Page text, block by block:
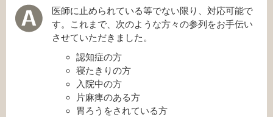
医師に止められている等でない限り、対応可能で
す。これまで、次のような方々の参列をお手伝い
させていただきました。
認知症の方
寝たきりの方
入院中の方
片麻痺のある方
胃ろうをされている方